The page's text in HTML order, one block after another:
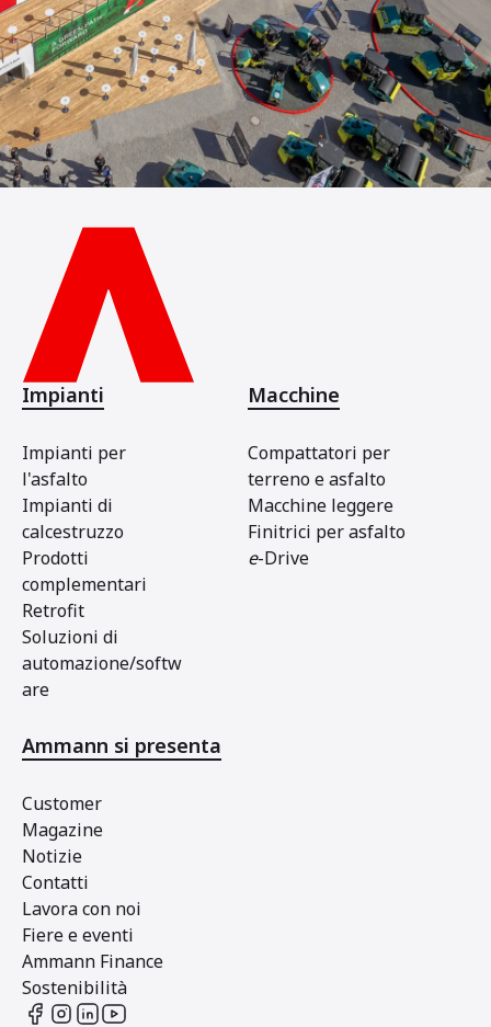
Impianti
Impianti per
l'asfalto
Impianti di
calcestruzzo
Prodotti
complementari
Retrofit
Soluzioni di
automazione/softw
are
Macchine
Compattatori per
terreno e asfalto
Macchine leggere
Finitrici per asfalto
e-Drive
Ammann si presenta
Customer
Magazine
Notizie
Contatti
Lavora con noi
Fiere e eventi
Ammann Finance
Sostenibilità